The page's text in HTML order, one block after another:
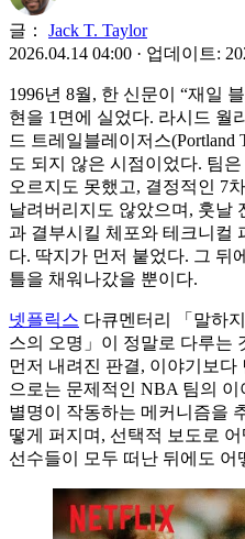
글：
Jack T. Taylor
2026.04.14 04:00 · 업데이트:
1996년 8월, 한 신문이 “재일
현을 1면에 실었다. 라시드 월
드 트레일블레이저스(Portland
도 되지 않은 시점이었다. 팀
오르지도 못했고, 결정적인 7
날려버리지도 않았으며, 훗날
과 결부시킬 체포와 테크니컬
다. 딱지가 먼저 붙었다. 그 뒤
틀을 채워나갔을 뿐이다.
넷플릭스 다큐멘터리 「말하
스의 오명」이 정말로 다루는
먼저 내려진 판결, 이야기보
으로는 문제적인 NBA 팀의
별명이 작동하는 메커니즘을
떻게 퍼지며, 선택적 보도로
선수들이 모두 떠난 뒤에도 어